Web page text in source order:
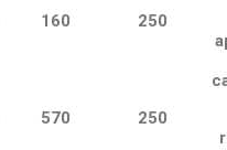
160
250
570
250